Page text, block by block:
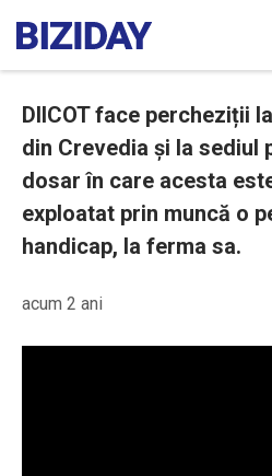
DIICOT face percheziții
din Crevedia și la sediul
dosar în care acesta
exploatat prin muncă o
handicap, la ferma sa.
acum 2 ani